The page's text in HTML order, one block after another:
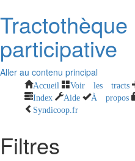
Tractothèque
participative
Aller au contenu principal
Accueil Voir les tracts
Index
Aide À propos
Syndicoop.fr
Filtres